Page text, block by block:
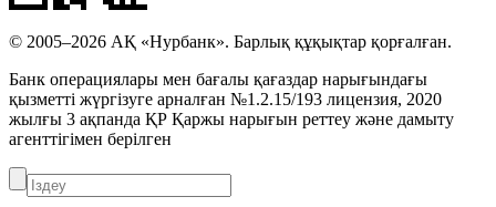
© 2005–2026 АҚ «Нурбанк». Барлық құқықтар қорғалған.
Банк операциялары мен бағалы қағаздар нарығындағы
қызметті жүргізуге арналған №1.2.15/193 лицензия, 2020
жылғы 3 ақпанда ҚР Қаржы нарығын реттеу және дамыту
агенттігімен берілген